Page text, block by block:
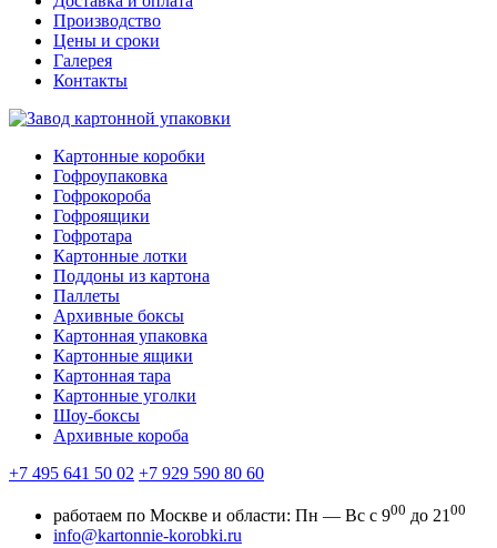
Производство
Цены и сроки
Галерея
Контакты
Картонные коробки
Гофроупаковка
Гофрокороба
Гофроящики
Гофротара
Картонные лотки
Поддоны из картона
Паллеты
Архивные боксы
Картонная упаковка
Картонные ящики
Картонная тара
Картонные уголки
Шоу-боксы
Архивные короба
+7 495 641 50 02 +7 929 590 80 60
работаем по Москве и области: Пн — Вс с 900 до 2100
info@kartonnie-korobki.ru